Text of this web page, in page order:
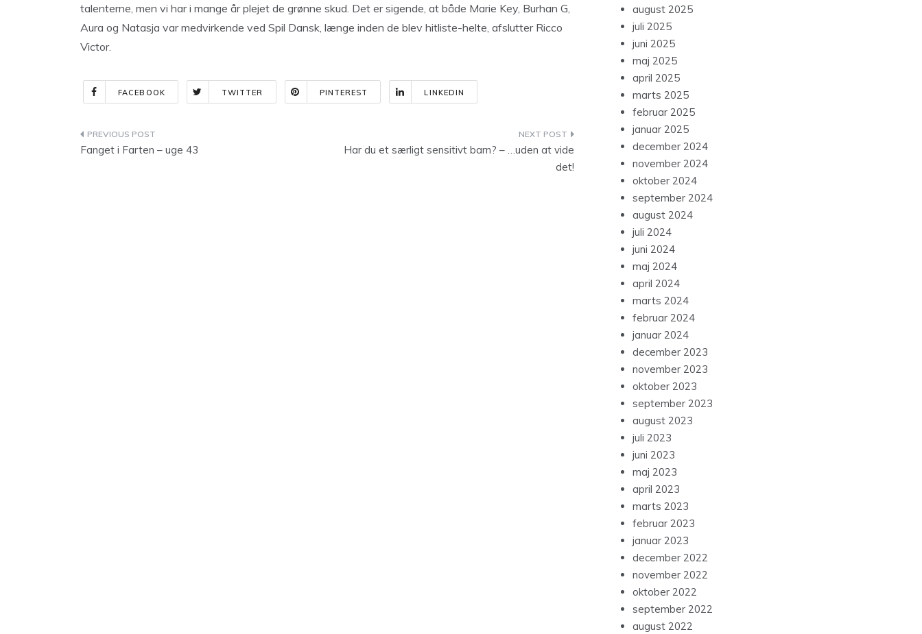
talenterne, men vi har i mange år plejet de grønne skud. Det er sigende, at både Marie Key, Burhan G,
Aura og Natasja var medvirkende ved Spil Dansk, længe inden de blev hitliste-helte, afslutter Ricco
Victor.
FACEBOOK TWITTER PINTEREST LINKEDIN
Indlægsnavigation
Fanget i Farten – uge 43
Har du et særligt sensitivt barn? – …uden at vide
det!
august 2025
juli 2025
juni 2025
maj 2025
april 2025
marts 2025
februar 2025
januar 2025
december 2024
november 2024
oktober 2024
september 2024
august 2024
juli 2024
juni 2024
maj 2024
april 2024
marts 2024
februar 2024
januar 2024
december 2023
november 2023
oktober 2023
september 2023
august 2023
juli 2023
juni 2023
maj 2023
april 2023
marts 2023
februar 2023
januar 2023
december 2022
november 2022
oktober 2022
september 2022
august 2022